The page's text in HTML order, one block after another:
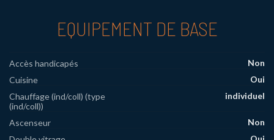
EQUIPEMENT DE BASE
Accès handicapés
Non
Cuisine
Oui
Chauffage (ind/coll) (type
(ind/coll))
individuel
Ascenseur
Non